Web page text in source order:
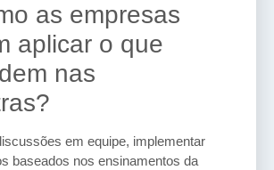
as empresas
aplicar o que
nas
em equipe, implementar
baseados nos ensinamentos da